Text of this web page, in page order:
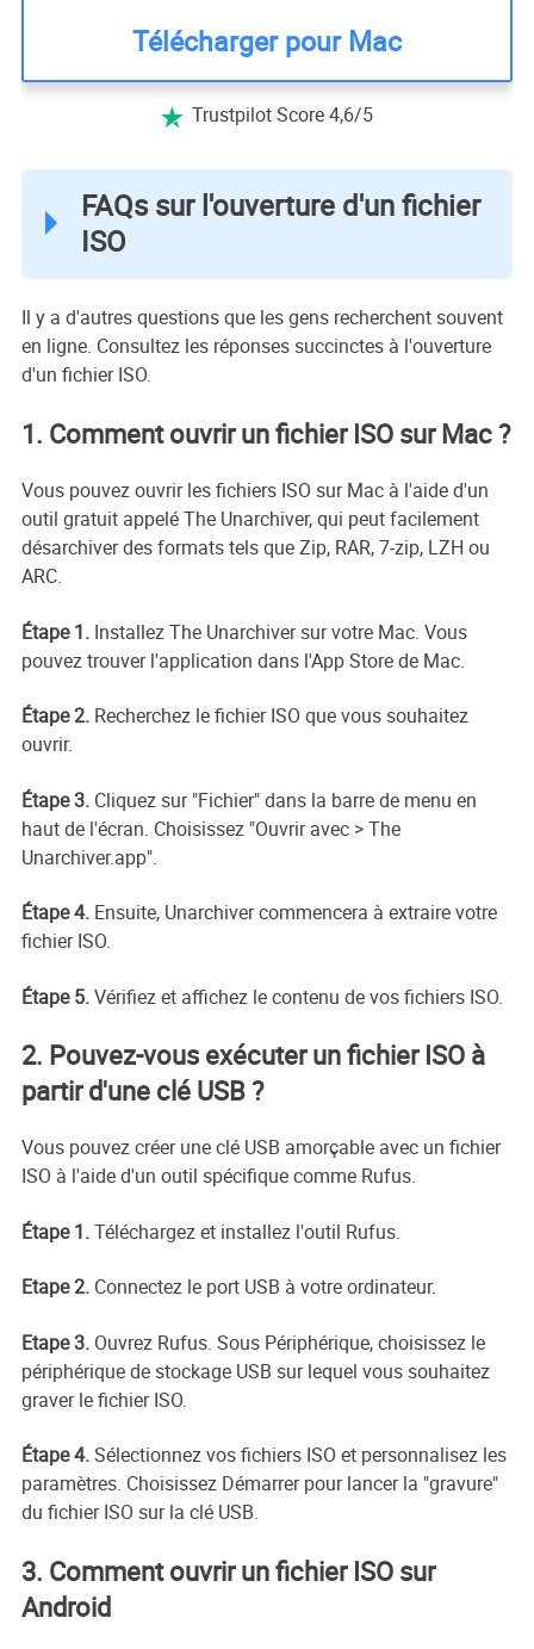
Télécharger pour Mac
 Trustpilot Score 4,6/5
FAQs sur l'ouverture d'un fichier
ISO
Il y a d'autres questions que les gens recherchent souvent
en ligne. Consultez les réponses succinctes à l'ouverture
d'un fichier ISO.
1. Comment ouvrir un fichier ISO sur Mac ?
Vous pouvez ouvrir les fichiers ISO sur Mac à l'aide d'un
outil gratuit appelé The Unarchiver, qui peut facilement
désarchiver des formats tels que Zip, RAR, 7-zip, LZH ou
ARC.
Étape 1.Installez The Unarchiver sur votre Mac. Vous
pouvez trouver l'application dans l'App Store de Mac.
Étape 2.Recherchez le fichier ISO que vous souhaitez
ouvrir.
Étape 3.Cliquez sur "Fichier" dans la barre de menu en
haut de l'écran. Choisissez "Ouvrir avec > The
Unarchiver.app".
Étape 4.Ensuite, Unarchiver commencera à extraire votre
fichier ISO.
Étape 5.Vérifiez et affichez le contenu de vos fichiers ISO.
2. Pouvez-vous exécuter un fichier ISO à
partir d'une clé USB ?
Vous pouvez créer une clé USB amorçable avec un fichier
ISO à l'aide d'un outil spécifique comme Rufus.
Étape 1.Téléchargez et installez l'outil Rufus.
Etape 2.Connectez le port USB à votre ordinateur.
Etape 3. Ouvrez Rufus. Sous Périphérique, choisissez le
périphérique de stockage USB sur lequel vous souhaitez
graver le fichier ISO.
Étape 4.Sélectionnez vos fichiers ISO et personnalisez les
paramètres. Choisissez Démarrer pour lancer la "gravure"
du fichier ISO sur la clé USB.
3. Comment ouvrir un fichier ISO sur
Android